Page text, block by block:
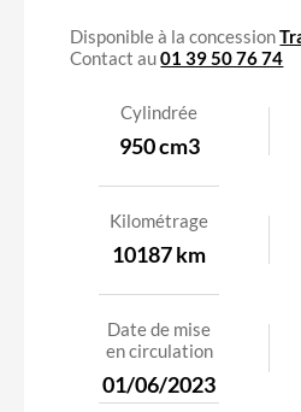
Disponible à la concession
Contact au01 39 50 76 74
Cylindrée
950 cm3
Kilométrage
10187 km
Date de mise
en circulation
01/06/2023